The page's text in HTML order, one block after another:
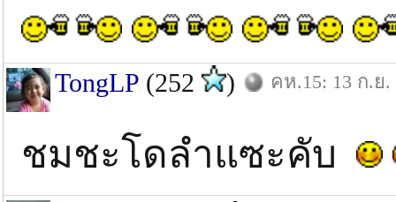
TongLP (252 ) คห.15: 13 ก.ย.
ชมชะโดลำแซะคับ